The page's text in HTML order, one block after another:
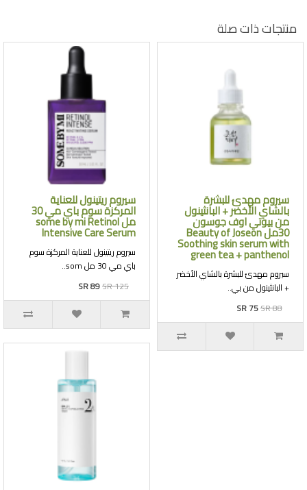
منتجات ذات صلة
سيروم مهدئ للبشرة
بالشاي الأخضر + البانثينول
من بيوتي اوف جوسون
30مل Beauty of Joseon
Soothing skin serum with
green tea + panthenol
سيروم مهدئ للبشرة بالشاي الأخضر
+ البانثينول من بي..
SR 75SR 88
سيروم ريتينول للعناية
المركزة سوم باي مي 30
مل some by mi Retinol
Intensive Care Serum
سيروم ريتينول للعناية المركزة سوم
باي مي 30 مل som..
SR 89SR 125